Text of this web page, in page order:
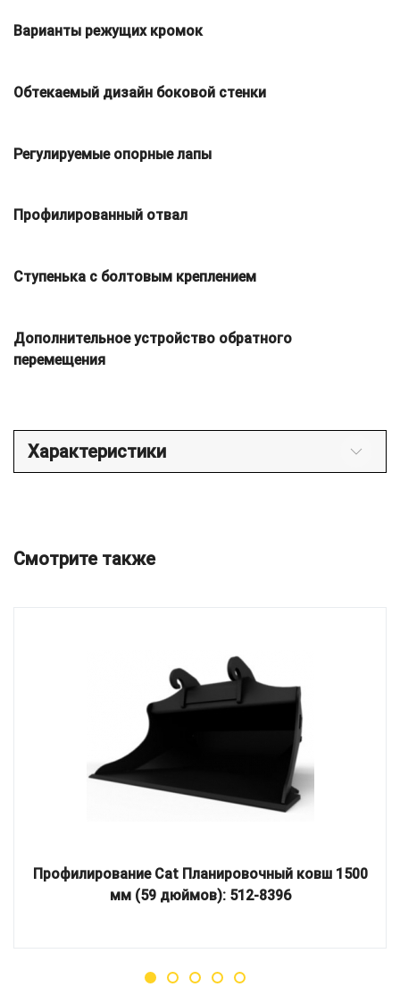
Варианты режущих кромок
Обтекаемый дизайн боковой стенки
Регулируемые опорные лапы
Профилированный отвал
Ступенька с болтовым креплением
Дополнительное устройство обратного
перемещения
Характеристики
Смотрите также
Профилирование Cat Планировочный ковш 1500
мм (59 дюймов): 512-8396